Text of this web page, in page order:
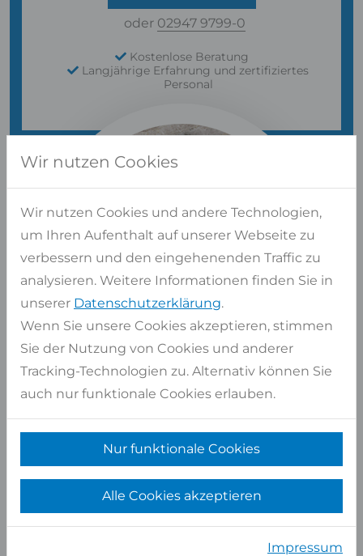
oder 02947 9799-0
Kostenlose Beratung
Langjährige Erfahrung und zertifiziertes
Personal
Albert Platte
ABTEILUNGSLEITER VERKAUF
Wir nutzen Cookies
Wir nutzen Cookies und andere Technologien,
um Ihren Aufenthalt auf unserer Webseite zu
verbessern und den eingehenenden Traffic zu
analysieren. Weitere Informationen finden Sie in
unserer Datenschutzerklärung.
Wenn Sie unsere Cookies akzeptieren, stimmen
Sie der Nutzung von Cookies und anderer
Tracking-Technologien zu. Alternativ können Sie
auch nur funktionale Cookies erlauben.
Nur funktionale Cookies
Alle Cookies akzeptieren
Impressum